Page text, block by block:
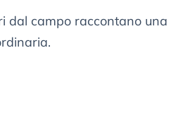
dal campo raccontano una